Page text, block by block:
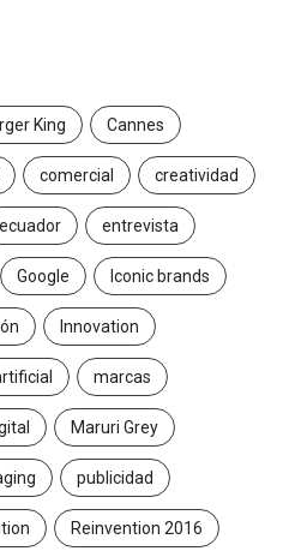
King Cannes
comercial creatividad
ecuador entrevista
Google Iconic brands
Innovation
marcas
Maruri Grey
publicidad
Reinvention 2016